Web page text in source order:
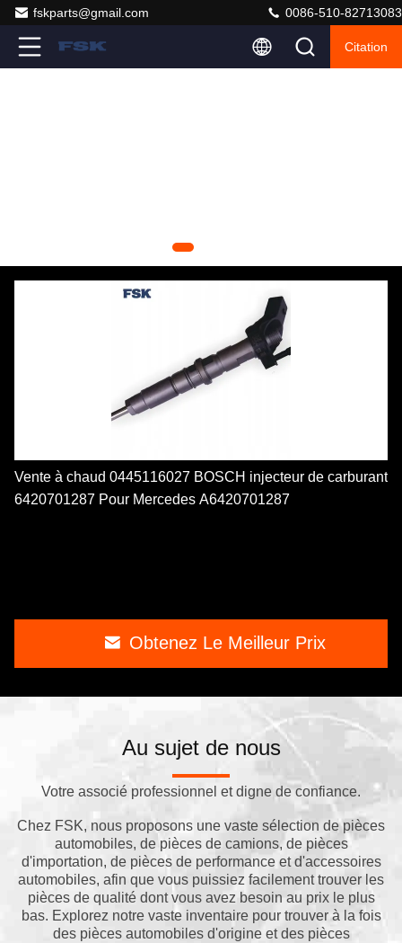
fskparts@gmail.com 0086-510-82713083
Citation
Vente à chaud 0445116027 BOSCH injecteur de carburant
6420701287 Pour Mercedes A6420701287
Obtenez Le Meilleur Prix
Au sujet de nous
Votre associé professionnel et digne de confiance.
Chez FSK, nous proposons une vaste sélection de pièces
automobiles, de pièces de camions, de pièces
d'importation, de pièces de performance et d'accessoires
automobiles, afin que vous puissiez facilement trouver les
pièces de qualité dont vous avez besoin au prix le plus
bas. Explorez notre vaste inventaire pour trouver à la fois
des pièces automobiles d'origine et des pièces